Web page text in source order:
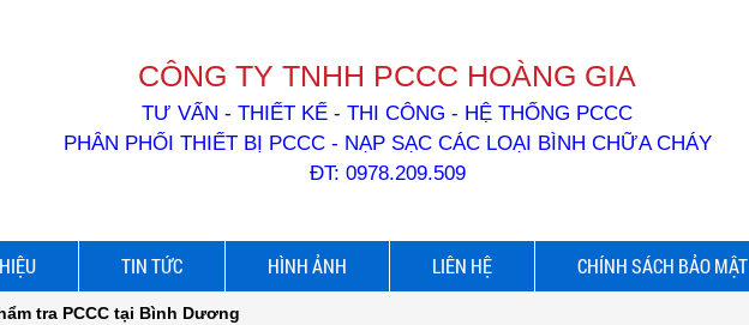
CÔNG TY TNHH PCCC HOÀNG GIA
TƯ VẤN - THIẾT KẾ - THI CÔNG - HỆ THỐNG PCCC
PHÂN PHỐI THIẾT BỊ PCCC - NẠP SẠC CÁC LOẠI BÌNH CHỮA CHÁY
ĐT: 0978.209.509
TIN TỨC HÌNH ẢNH LIÊN HỆ CHÍNH SÁCH BẢO MẬT
tra PCCC tại Bình Dương